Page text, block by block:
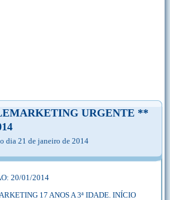
URGENTE **
dia 21 de janeiro de 2014
20/01/2014
17 ANOS A 3ª IDADE. INÍCIO